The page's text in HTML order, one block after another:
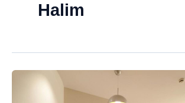
Halim